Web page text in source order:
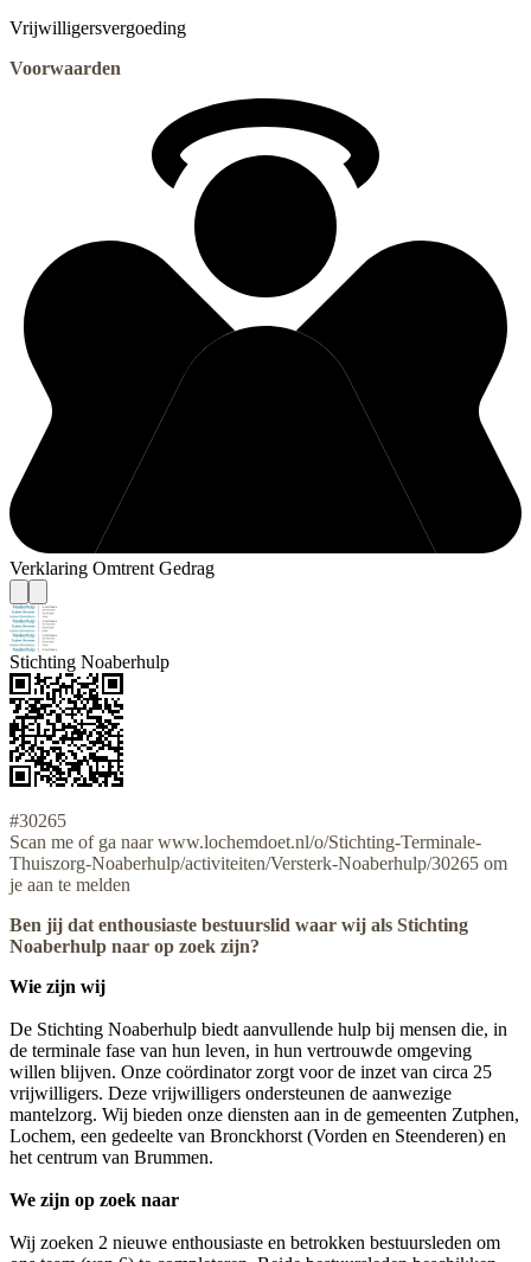
Vrijwilligersvergoeding
Voorwaarden
Verklaring Omtrent Gedrag
Stichting Noaberhulp
#30265
Scan me of ga naar www.lochemdoet.nl/o/Stichting-Terminale-
Thuiszorg-Noaberhulp/activiteiten/Versterk-Noaberhulp/30265 om
je aan te melden
Ben jij dat enthousiaste bestuurslid waar wij als Stichting
Noaberhulp naar op zoek zijn?
Wie zijn wij
De Stichting Noaberhulp biedt aanvullende hulp bij mensen die, in
de terminale fase van hun leven, in hun vertrouwde omgeving
willen blijven. Onze coördinator zorgt voor de inzet van circa 25
vrijwilligers. Deze vrijwilligers ondersteunen de aanwezige
mantelzorg. Wij bieden onze diensten aan in de gemeenten Zutphen,
Lochem, een gedeelte van Bronckhorst (Vorden en Steenderen) en
het centrum van Brummen.
We zijn op zoek naar
Wij zoeken 2 nieuwe enthousiaste en betrokken bestuursleden om